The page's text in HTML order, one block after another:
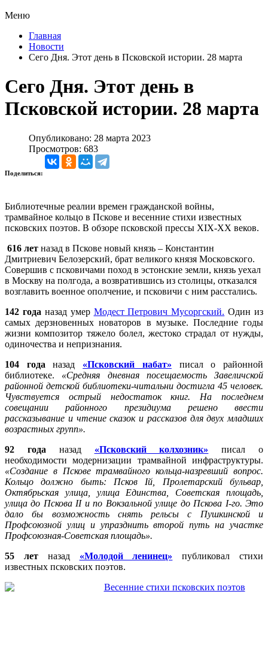
Меню
Главная
Новости
Сего Дня. Этот день в Псковской истории. 28 марта
Сего Дня. Этот день в
Псковской истории. 28 марта
Опубликовано: 28 марта 2023
Просмотров: 683
Поделиться:
Библиотечные реалии времен гражданской войны,
трамвайное кольцо в Пскове и весенние стихи известных
псковских поэтов. В обзоре псковской прессы XIX-XX веков.
616 лет назад в Пскове новый князь – Константин
Дмитриевич Белозерский, брат великого князя Московского.
Совершив с псковичами поход в эстонские земли, князь уехал
в Москву на полгода, а возвратившись из столицы, отказался
возглавить военное ополчение, и псковичи с ним расстались.
142 года назад умер Модест Петрович Мусоргский. Один из
самых дерзновенных новаторов в музыке. Последние годы
жизни композитор тяжело болел, жестоко страдал от нужды,
одиночества и непризнания.
104 года назад «Псковский набат» писал о районной
библиотеке. «Средняя дневная посещаемость Завеличской
районной детской библиотеки-читальни достигла 45 человек.
Чувствуется острый недостаток книг. На последнем
совещании районного президиума решено ввести
рассказывание и чтение сказок и рассказов для двух младших
возрастных групп».
92 года назад «Псковский колхозник» писал о
необходимости модернизации трамвайной инфраструктуры.
«Создание в Пскове трамвайного кольца-назревший вопрос.
Кольцо должно быть: Псков Iй, Пролетарский бульвар,
Октябрьская улица, улица Единства, Советская площадь,
улица до Пскова II и по Вокзальной улице до Пскова I-го. Это
дало бы возможность снять рельсы с Пушкинской и
Профсоюзной улиц и упразднить второй путь на участке
Профсоюзная-Советская площадь».
55 летназад «Молодой ленинец» публиковал стихи
известных псковских поэтов.